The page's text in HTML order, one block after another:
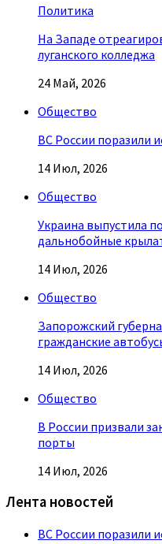
Политика
На Западе
луганского колледжа
24 Май, 2026
Общество
ВС России поразили
14 Июл, 2026
Общество
Украина выпустила
дальнобойные
14 Июл, 2026
Общество
Запорожский
гражданские
14 Июл, 2026
Общество
В России призвали
порты
14 Июл, 2026
Лента новостей
ВС России поразили